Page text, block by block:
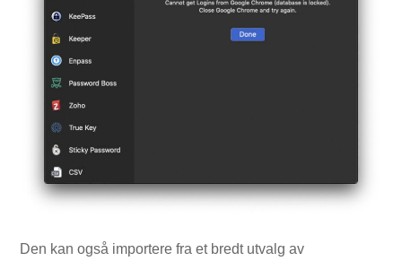
Den kan også importere fra et bredt utvalg av